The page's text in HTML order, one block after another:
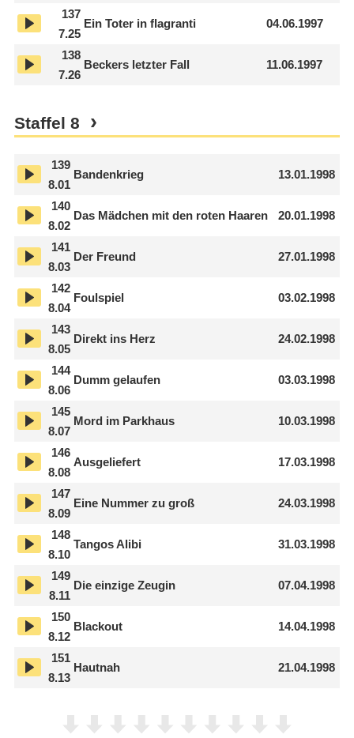
137
7.25
Ein Toter in flagranti 04.06.1997
138
7.26
Beckers letzter Fall 11.06.1997
Staffel 8
139
8.01
Bandenkrieg 13.01.1998
140
8.02
Das Mädchen mit den roten Haaren 20.01.1998
141
8.03
Der Freund 27.01.1998
142
8.04
Foulspiel 03.02.1998
143
8.05
Direkt ins Herz 24.02.1998
144
8.06
Dumm gelaufen 03.03.1998
145
8.07
Mord im Parkhaus 10.03.1998
146
8.08
Ausgeliefert 17.03.1998
147
8.09
Eine Nummer zu groß 24.03.1998
148
8.10
Tangos Alibi 31.03.1998
149
8.11
Die einzige Zeugin 07.04.1998
150
8.12
Blackout 14.04.1998
151
8.13
Hautnah 21.04.1998